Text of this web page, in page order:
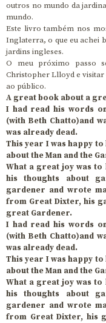
outros no mundo da
mundo.
Este livro também nos
Inglaterra, o que eu achei
jardins ingleses.
O meu próximo passo
Christopher Llloyd e visitar
ao público.
A great book about a
I had read his words
(with Beth Chatto)and
was already dead.
This year I was happy
about the Man and the
What a great joy was
his thoughts about
gardener and wrote
from Great Dixter, his
great Gardener.
I had read his words
(with Beth Chatto)and
was already dead.
This year I was happy
about the Man and the
What a great joy was
his thoughts about
gardener and wrote
from Great Dixter, his